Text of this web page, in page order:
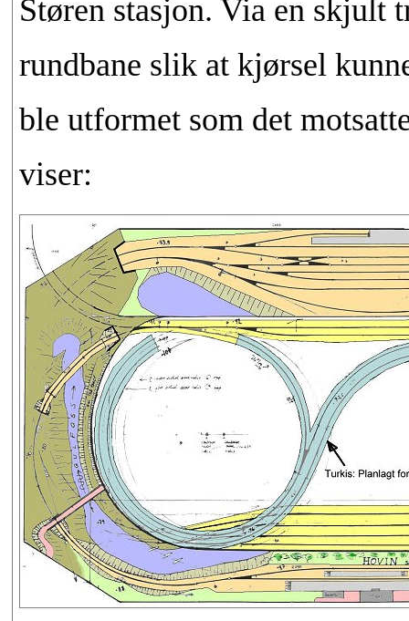
Støren stasjon. Via en skjult
rundbane slik at kjørsel
ble utformet som det
viser: